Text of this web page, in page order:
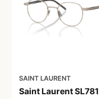
SAINT LAURENT
Saint Laurent SL781